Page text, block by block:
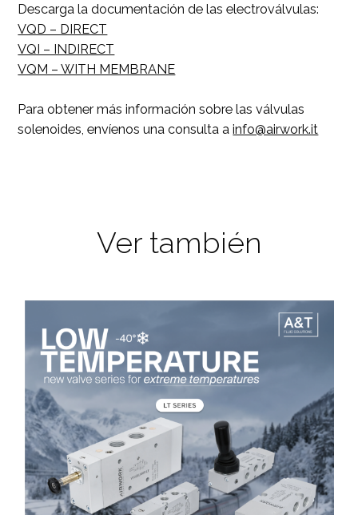
Descarga la documentación de las electroválvulas:
VQD – DIRECT
VQI – INDIRECT
VQM – WITH MEMBRANE
Para obtener más información sobre las válvulas
solenoides, envíenos una consulta ainfo@airwork.it
Ver también